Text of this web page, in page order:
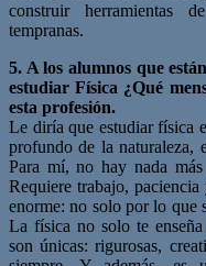
construir herramientas
tempranas.
5. A los alumnos que
estudiar Física ¿Qué
esta profesión.
Le diría que estudiar física
profundo de la naturaleza,
Para mí, no hay nada
Requiere trabajo, paciencia
enorme: no solo por lo que
La física no solo te
son únicas: rigurosas,